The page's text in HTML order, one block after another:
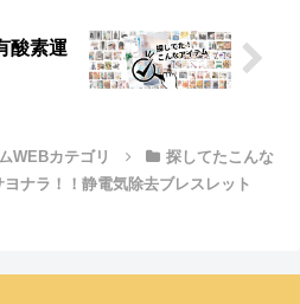
酸素運
WEBカテゴリ
探してたこんな
ナラ！！静電気除去ブレスレット